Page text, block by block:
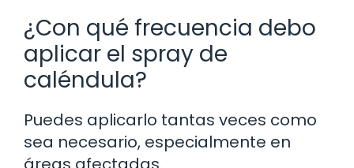
¿Con qué frecuencia debo
aplicar el spray de
caléndula?
Puedes aplicarlo tantas veces como
sea necesario, especialmente en